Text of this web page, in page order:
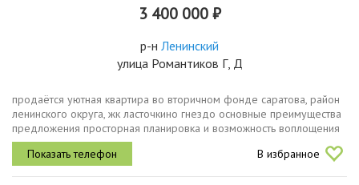
3 400 000 ₽
р-н Ленинский
улица Романтиков Г, Д
продаётся уютная квартира во вторичном фонде саратова, район
ленинского округа, жк ласточкино гнездо основные преимущества
предложения просторная планировка и возможность воплощения
ваших дизайнерских идей удобный подъезд и ухоженный двор
В избранное